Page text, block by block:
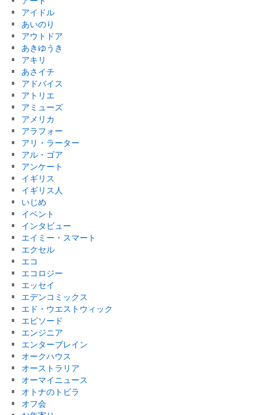
アイドル
あいのり
アウトドア
あきゆうき
アキリ
あさイチ
アドバイス
アトリエ
アミューズ
アメリカ
アラフォー
アリ・ラーター
アル・ゴア
アンケート
イギリス
イギリス人
いじめ
イベント
インタビュー
エイミー・スマート
エクセル
エコ
エコロジー
エッセイ
エデンコミックス
エド・ウエストウィック
エピソード
エンジニア
エンターブレイン
オークハウス
オーストラリア
オーマイニュース
オトナのトビラ
オフ会